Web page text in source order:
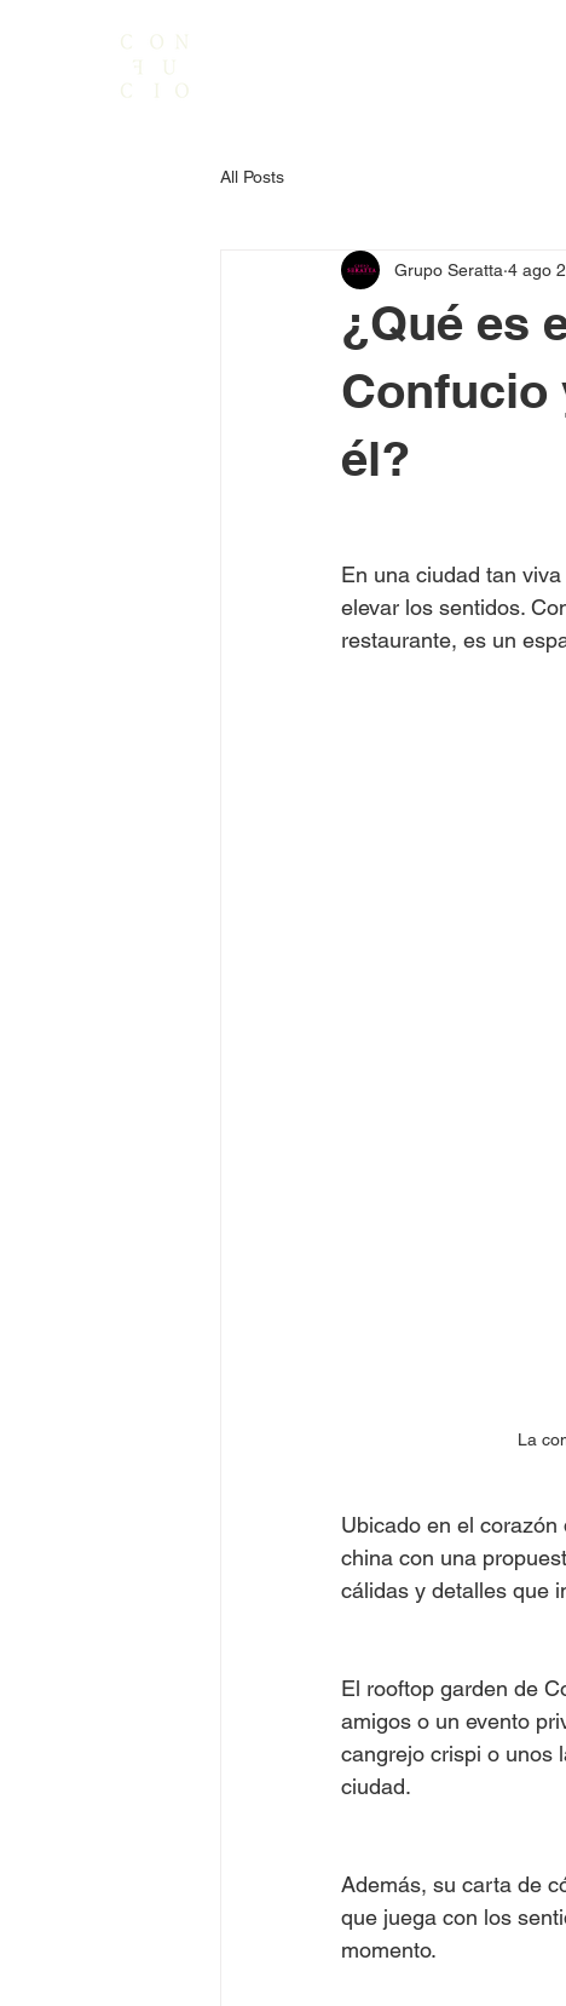
All Posts
¿Qué es
Confucio
él?
Grupo Seratta 4 ago
En una ciudad tan
elevar los sentidos.
restaurante, es un
La
Ubicado en el
china con una
cálidas y detalles que
El rooftop garden de
amigos o un evento
cangrejo crispi o unos
ciudad.
Además, su carta de
que juega con los
momento.